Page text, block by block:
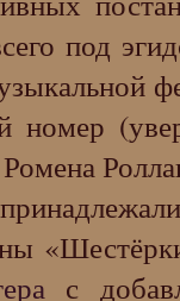
под
номер
с